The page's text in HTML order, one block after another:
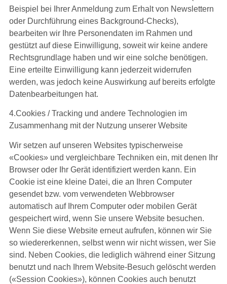
Beispiel bei Ihrer Anmeldung zum Erhalt von Newslettern
oder Durchführung eines Background-Checks),
bearbeiten wir Ihre Personendaten im Rahmen und
gestützt auf diese Einwilligung, soweit wir keine andere
Rechtsgrundlage haben und wir eine solche benötigen.
Eine erteilte Einwilligung kann jederzeit widerrufen
werden, was jedoch keine Auswirkung auf bereits erfolgte
Datenbearbeitungen hat.
4.Cookies / Tracking und andere Technologien im
Zusammenhang mit der Nutzung unserer Website
Wir setzen auf unseren Websites typischerweise
«Cookies» und vergleichbare Techniken ein, mit denen Ihr
Browser oder Ihr Gerät identifiziert werden kann. Ein
Cookie ist eine kleine Datei, die an Ihren Computer
gesendet bzw. vom verwendeten Webbrowser
automatisch auf Ihrem Computer oder mobilen Gerät
gespeichert wird, wenn Sie unsere Website besuchen.
Wenn Sie diese Website erneut aufrufen, können wir Sie
so wiedererkennen, selbst wenn wir nicht wissen, wer Sie
sind. Neben Cookies, die lediglich während einer Sitzung
benutzt und nach Ihrem Website-Besuch gelöscht werden
(«Session Cookies»), können Cookies auch benutzt